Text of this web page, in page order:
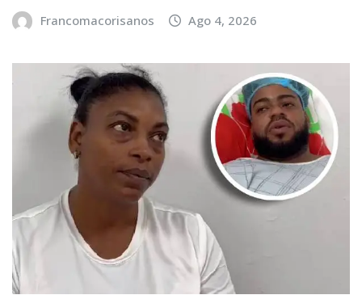
Francomacorisanos Ago 4, 2026